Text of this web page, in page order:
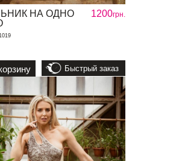
1200грн.
НА ОДНО
Быстрый заказ